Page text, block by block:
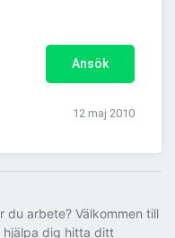
Ansök
12 maj 2010
du arbete? Välkommen till
hjälpa dig hitta ditt